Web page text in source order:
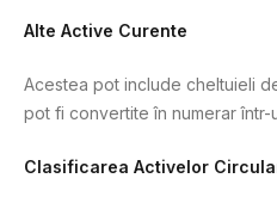
Alte Active Curente
Acestea pot include cheltuieli
pot fi convertite în numerar într-
Clasificarea Activelor